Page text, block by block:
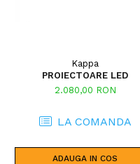
Kappa
PROIECTOARE LED
2.080,00 RON
LA COMANDA
ADAUGA IN COS